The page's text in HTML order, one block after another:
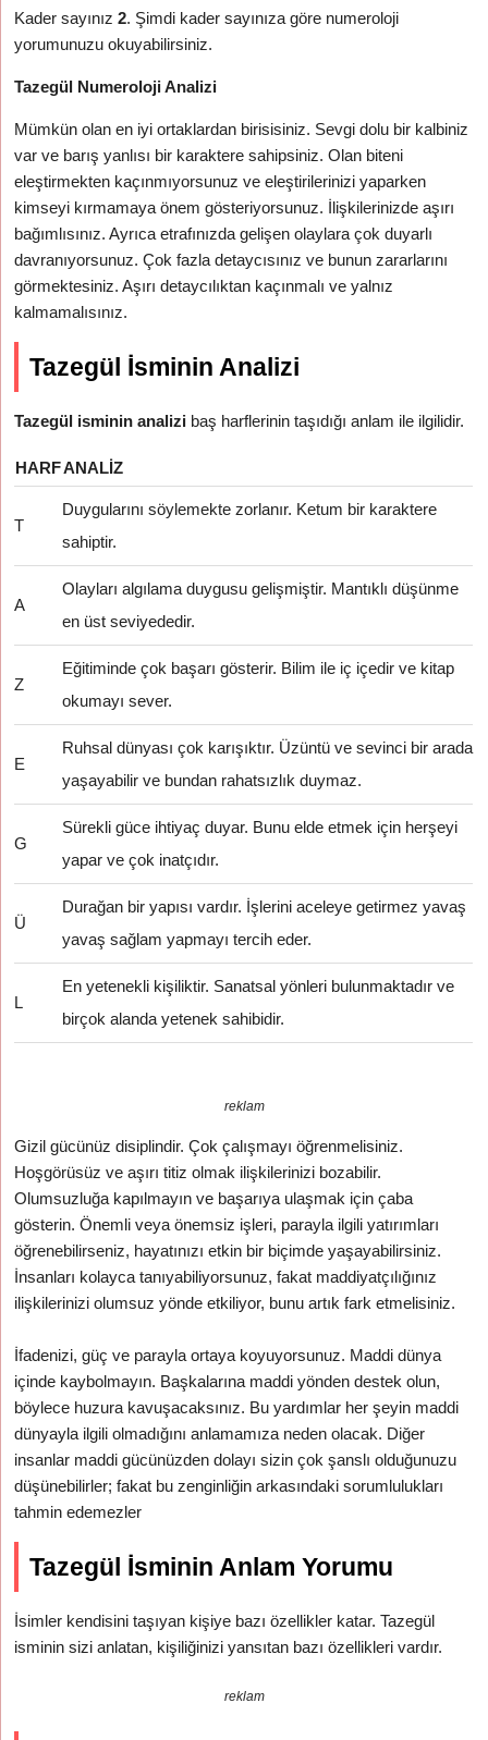
Kader sayınız2. Şimdi kader sayınıza göre numeroloji
yorumunuzu okuyabilirsiniz.
Tazegül Numeroloji Analizi
Mümkün olan en iyi ortaklardan birisisiniz. Sevgi dolu bir kalbiniz
var ve barış yanlısı bir karaktere sahipsiniz. Olan biteni
eleştirmekten kaçınmıyorsunuz ve eleştirilerinizi yaparken
kimseyi kırmamaya önem gösteriyorsunuz. İlişkilerinizde aşırı
bağımlısınız. Ayrıca etrafınızda gelişen olaylara çok duyarlı
davranıyorsunuz. Çok fazla detaycısınız ve bunun zararlarını
görmektesiniz. Aşırı detaycılıktan kaçınmalı ve yalnız
kalmamalısınız.
Tazegül İsminin Analizi
Tazegül isminin analizi baş harflerinin taşıdığı anlam ile ilgilidir.
HARFANALIZ
T
Duygularını söylemekte zorlanır. Ketum bir karaktere
sahiptir.
A
Olayları algılama duygusu gelişmiştir. Mantıklı düşünme
en üst seviyededir.
Z
Eğitiminde çok başarı gösterir. Bilim ile iç içedir ve kitap
okumayı sever.
E
Ruhsal dünyası çok karışıktır. Üzüntü ve sevinci bir arada
yaşayabilir ve bundan rahatsızlık duymaz.
G
Sürekli güce ihtiyaç duyar. Bunu elde etmek için herşeyi
yapar ve çok inatçıdır.
Ü
Durağan bir yapısı vardır. İşlerini aceleye getirmez yavaş
yavaş sağlam yapmayı tercih eder.
L
En yetenekli kişiliktir. Sanatsal yönleri bulunmaktadır ve
birçok alanda yetenek sahibidir.
reklam
Gizil gücünüz disiplindir. Çok çalışmayı öğrenmelisiniz.
Hoşgörüsüz ve aşırı titiz olmak ilişkilerinizi bozabilir.
Olumsuzluğa kapılmayın ve başarıya ulaşmak için çaba
gösterin. Önemli veya önemsiz işleri, parayla ilgili yatırımları
öğrenebilirseniz, hayatınızı etkin bir biçimde yaşayabilirsiniz.
İnsanları kolayca tanıyabiliyorsunuz, fakat maddiyatçılığınız
ilişkilerinizi olumsuz yönde etkiliyor, bunu artık fark etmelisiniz.
İfadenizi, güç ve parayla ortaya koyuyorsunuz. Maddi dünya
içinde kaybolmayın. Başkalarına maddi yönden destek olun,
böylece huzura kavuşacaksınız. Bu yardımlar her şeyin maddi
dünyayla ilgili olmadığını anlamamıza neden olacak. Diğer
insanlar maddi gücünüzden dolayı sizin çok şanslı olduğunuzu
düşünebilirler; fakat bu zenginliğin arkasındaki sorumlulukları
tahmin edemezler
Tazegül İsminin Anlam Yorumu
İsimler kendisini taşıyan kişiye bazı özellikler katar. Tazegül
isminin sizi anlatan, kişiliğinizi yansıtan bazı özellikleri vardır.
reklam